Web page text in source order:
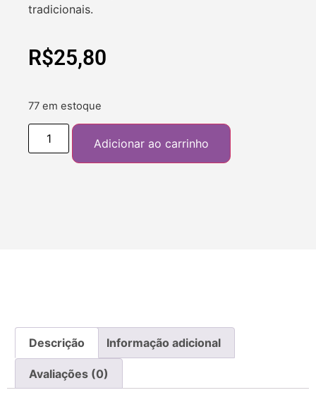
tradicionais.
R$25,80
77 em estoque
Adicionar ao carrinho
Descrição Informação adicional
Avaliações (0)